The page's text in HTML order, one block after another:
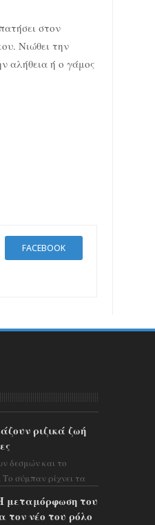
στον
Νιώθει την
αλήθεια ή ο γάμος
FACEBOOK
ριζικά ζωή
δεσμών και το
σύμπαν ρίχνει τα
μεταμόρφωση του
τον νέο του ρόλο